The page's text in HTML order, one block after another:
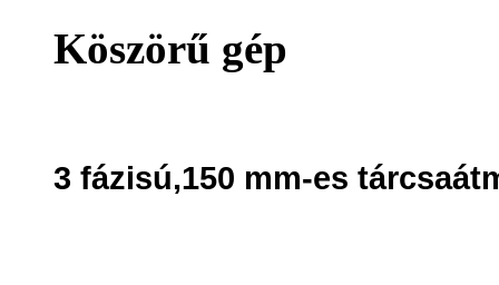
Köszörű gép
3 fázisú,150 mm-es